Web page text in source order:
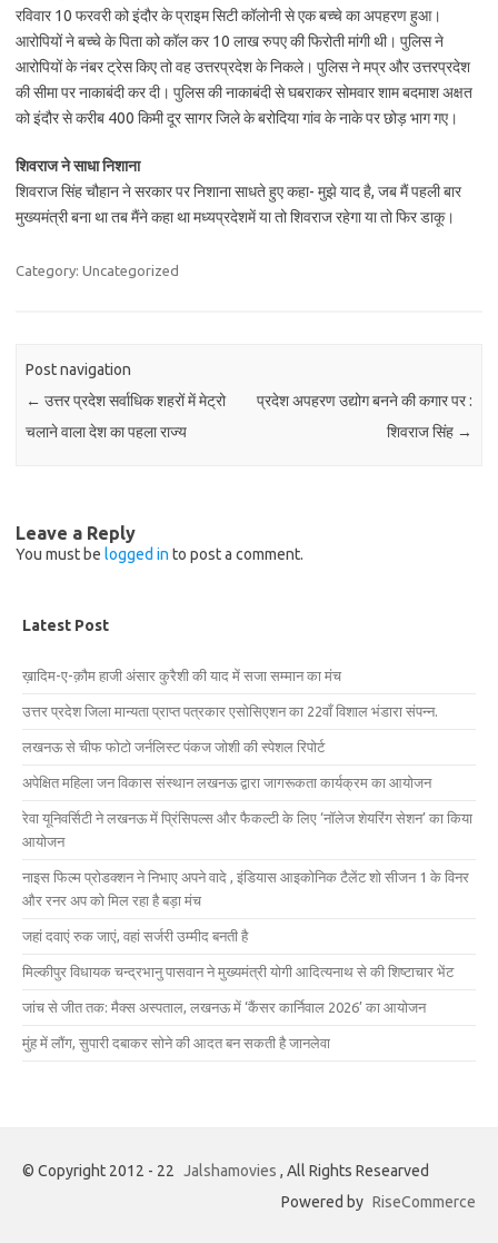
रविवार 10 फरवरी को इंदौर के प्राइम सिटी कॉलोनी से एक बच्चे का अपहरण हुआ।
आरोपियों ने बच्चे के पिता को कॉल कर 10 लाख रुपए की फिरोती मांगी थी। पुलिस ने
आरोपियों के नंबर ट्रेस किए तो वह उत्तरप्रदेश के निकले। पुलिस ने मप्र और उत्तरप्रदेश
की सीमा पर नाकाबंदी कर दी। पुलिस की नाकाबंदी से घबराकर सोमवार शाम बदमाश अक्षत
को इंदौर से करीब 400 किमी दूर सागर जिले के बरोदिया गांव के नाके पर छोड़ भाग गए।
शिवराज ने साधा निशाना
शिवराज सिंह चौहान ने सरकार पर निशाना साधते हुए कहा- मुझे याद है, जब मैं पहली बार
मुख्यमंत्री बना था तब मैंने कहा था मध्यप्रदेशमें या तो शिवराज रहेगा या तो फिर डाकू।
Category: Uncategorized
Post navigation
← उत्तर प्रदेश सर्वाधिक शहरों में मेट्रो
चलाने वाला देश का पहला राज्य
प्रदेश अपहरण उद्योग बनने की कगार पर :
शिवराज सिंह →
Leave a Reply
You must be logged in to post a comment.
Latest Post
ख़ादिम-ए-क़ौम हाजी अंसार कुरैशी की याद में सजा सम्मान का मंच
उत्तर प्रदेश जिला मान्यता प्राप्त पत्रकार एसोसिएशन का 22वाँ विशाल भंडारा संपन्न.
लखनऊ से चीफ फोटो जर्नलिस्ट पंकज जोशी की स्पेशल रिपोर्ट
अपेक्षित महिला जन विकास संस्थान लखनऊ द्वारा जागरूकता कार्यक्रम का आयोजन
रेवा यूनिवर्सिटी ने लखनऊ में प्रिंसिपल्स और फैकल्टी के लिए ‘नॉलेज शेयरिंग सेशन’ का किया
आयोजन
नाइस फिल्म प्रोडक्शन ने निभाए अपने वादे , इंडियास आइकोनिक टैलेंट शो सीजन 1 के विनर
और रनर अप को मिल रहा है बड़ा मंच
जहां दवाएं रुक जाएं, वहां सर्जरी उम्मीद बनती है
मिल्कीपुर विधायक चन्द्रभानु पासवान ने मुख्यमंत्री योगी आदित्यनाथ से की शिष्टाचार भेंट
जांच से जीत तक: मैक्स अस्पताल, लखनऊ में ‘कैंसर कार्निवाल 2026’ का आयोजन
मुंह में लौंग, सुपारी दबाकर सोने की आदत बन सकती है जानलेवा
© Copyright 2012 - 22 Jalshamovies , All Rights Researved
Powered by RiseCommerce